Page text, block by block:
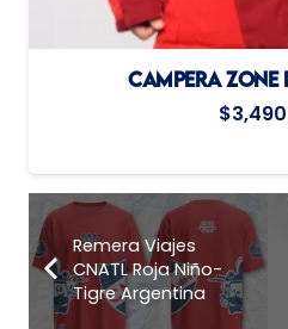
CAMPERA ZONE
$
Remera Viajes
CNATL Roja Niño-
Tigre Argentina